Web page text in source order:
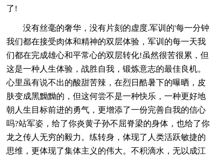
了!
没有丝毫的奢华，没有片刻的虚度.军训的'每一分钟
我们都在接受肉体和精神的双层体验，军训的每一天我
们都在完成雄心和平常心的双层转化!虽然很苦很累，但
这是一种人生体验，战胜自我，锻炼意志的最佳良机。
心里虽有说不出的酸甜苦辣，在烈日酷暑下的曝晒，皮
肤变成黑黝黝的，但这何尝不是一种快乐，一种更好地
朝人生目标前进的勇气，更增添了一份完善自我的信心
吗?站军姿，给了你炎黄子孙不屈脊梁的身体，也给了你
龙之传人无穷的毅力。练转身，体现了人类活跃敏捷的
思维，更体现了集体主义的伟大。不积滴水，无以成江